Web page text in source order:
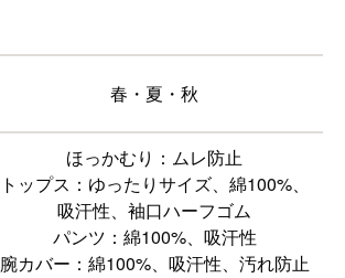
春・夏・秋
ほっかむり：ムレ防止
トップス：ゆったりサイズ、綿100%、
吸汗性、袖口ハーフゴム
パンツ：綿100%、吸汗性
腕カバー：綿100%、吸汗性、汚れ防止